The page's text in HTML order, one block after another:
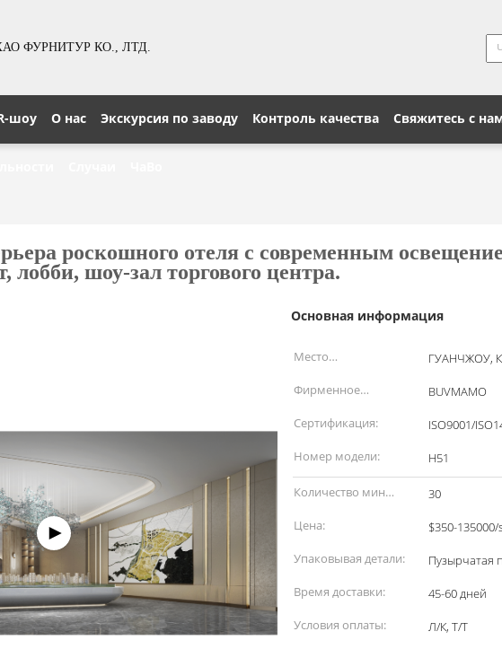
ФУРНИТУР КО., ЛТД.
шоу О нас Экскурсия по заводу Контроль качества Свяжитесь с
роскошного отеля с современным
шоу-зал торгового центра.
Основная информация
Место
происхождения:
ГУАНЧЖОУ,
Фирменное
наименование:
BUVMAMO
Сертификация:
ISO9001/
Номер модели:
H51
Количество мин
заказа:
30
Цена:
$350-135000/
Упаковывая детали:
Пузырчатая
Время доставки:
45-60 дней
Условия оплаты:
Л/К, Т/Т